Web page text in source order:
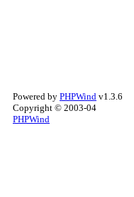
Powered by PHPWind v1.3.6
Copyright © 2003-04
PHPWind